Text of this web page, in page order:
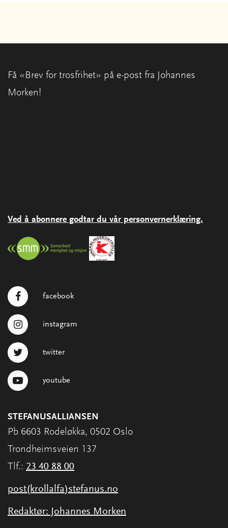
Få «Brev for trosfrihet» på e-post fra Johannes
Morken!
Ved å abonnere godtar du vår personvernerklæring.
facebook
instagram
twitter
youtube
STEFANUSALLIANSEN
Pb 6603 Rodeløkka, 0502 Oslo
Trondheimsveien 137
Tlf.: 23 40 88 00
post(krollalfa)stefanus.no
Redaktør: Johannes Morken